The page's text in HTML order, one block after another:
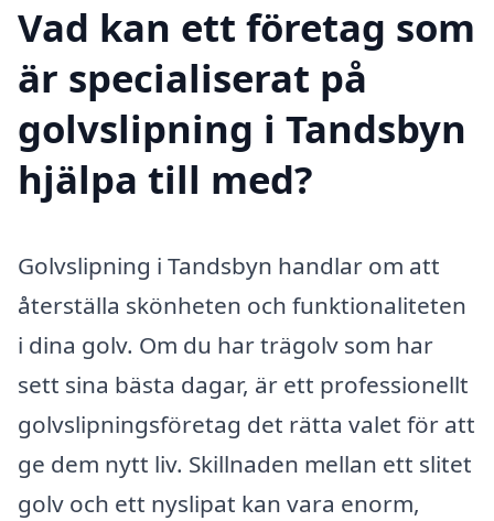
Vad kan ett företag som
är specialiserat på
golvslipning i Tandsbyn
hjälpa till med?
Golvslipning i Tandsbyn handlar om att
återställa skönheten och funktionaliteten
i dina golv. Om du har trägolv som har
sett sina bästa dagar, är ett professionellt
golvslipningsföretag det rätta valet för att
ge dem nytt liv. Skillnaden mellan ett slitet
golv och ett nyslipat kan vara enorm,